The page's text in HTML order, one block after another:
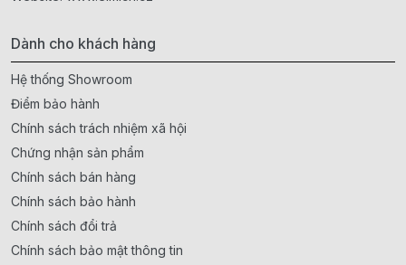
Dành cho khách hàng
Hệ thống Showroom
Điểm bảo hành
Chính sách trách nhiệm xã hội
Chứng nhận sản phẩm
Chính sách bán hàng
Chính sách bảo hành
Chính sách đổi trả
Chính sách bảo mật thông tin